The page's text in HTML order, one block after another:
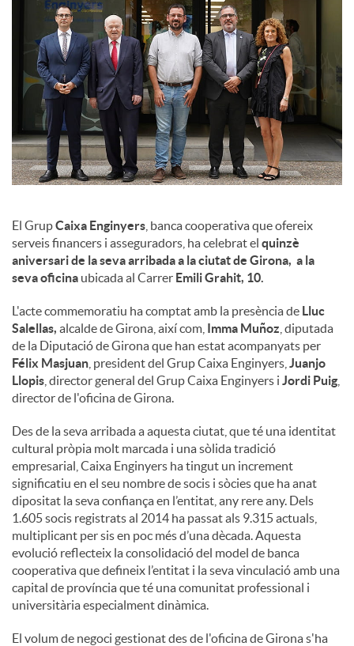
s
El GrupCaixa Enginyers , banca cooperativa que ofereix
serveis financers i asseguradors, ha celebrat el quinzè
aniversari de la seva arribada a la ciutat de Girona, a la
seva oficina ubicada al Carrer Emili Grahit, 10.
L'acte commemoratiu ha comptat amb la presència de Lluc
Salellas, alcalde de Girona, així com, Imma Muñoz , diputada
de la Diputació de Girona que han estat acompanyats per
Félix Masjuan , president del Grup Caixa Enginyers, Juanjo
Llopis , director general del Grup Caixa Enginyers i Jordi Puig
director de l'oficina de Girona.
Des de la seva arribada a aquesta ciutat, que té una identitat
cultural pròpia molt marcada i una sòlida tradició
empresarial, Caixa Enginyers ha tingut un increment
significatiu en el seu nombre de socis i sòcies que ha anat
dipositat la seva confiança en l’entitat, any rere any. Dels
1.605 socis registrats al 2014 ha passat als 9.315 actuals,
multiplicant per sis en poc més d’una dècada. Aquesta
evolució reflecteix la consolidació del model de banca
cooperativa que defineix l’entitat i la seva vinculació amb una
capital de província que té una comunitat professional i
universitària especialment dinàmica.
El volum de negoci gestionat des de l'oficina de Girona s'ha